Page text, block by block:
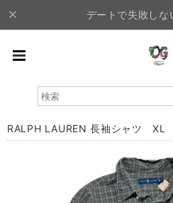
デートで失敗しな
RALPH LAUREN 長袖シャツ XL